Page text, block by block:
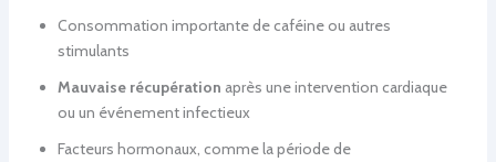
Consommation importante de caféine ou autres
stimulants
Mauvaise récupération après une intervention cardiaque
ou un événement infectieux
Facteurs hormonaux, comme la période de